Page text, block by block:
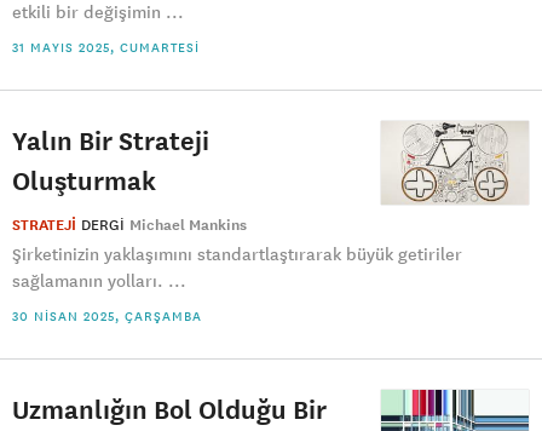
etkili bir değişimin ...
31 MAYIS 2025, CUMARTESI
Yalın Bir Strateji
Oluşturmak
STRATEJİ DERGI Michael Mankins
Şirketinizin yaklaşımını standartlaştırarak büyük getiriler
sağlamanın yolları. ...
30 NISAN 2025, ÇARŞAMBA
Uzmanlığın Bol Olduğu Bir